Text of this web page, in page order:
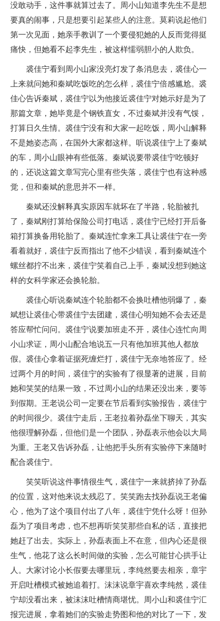
没敢动手，这件事就算过去了。周小山知道李先生不是想
要真的闹事，只是想要引起某些人的注意。莫莉说起他们
第一次见面，她亲手教训了一个要侵犯她的人反而觉得挺
痛快，但她看不起李先生，被这样懦弱胆小的人欺负。
裘佳宁看到周小山家没亮灯发了条消息去，裘佳心一
上来就问她和秦斌吃饭吃的怎么样，裘佳宁倍感尴尬。裘
佳心告诉秦斌，裘佳宁以为他接近裘佳宁对她示好是为了
那篇文章，她毕竟是个钢铁直女，不过秦斌并没有气馁，
打算日久生情。裘佳宁没有和大家一起吃饭，周小山解释
不是她姿态高，在国外大家都这样。听说裘佳宁上了秦斌
的车，周小山眼神有些低落。秦斌说要带裘佳宁吃顿好
的，还说这篇文章写完心里有些失落，裘佳宁也有这种感
觉，但和秦斌的意思并不一样。
秦斌还没解释真实原因车就坏在了半路，轮胎被扎
了，秦斌刚打算给保险公司打电话，裘佳宁已经打开后备
箱打算换备用轮胎了。秦斌连忙拿来工具让裘佳宁在一旁
看着就好，裘佳宁反而指出了他不少错误，看到秦斌连个
螺丝都拧不出来，裘佳宁笑着自己上手，秦斌没想到她这
样的女科学家还会换轮胎。
裘佳心听说秦斌连个轮胎都不会换吐槽他弱爆了，秦
斌想让裘佳心带裘佳宁去团建，裘佳心明知她不会去还是
答应帮忙问问。裘佳宁说要加班走不开，裘佳心连忙向周
小山求证，周小山配合地说五一只有他加班其他人都放
假。裘佳心拿着证据死缠烂打，裘佳宁无奈地答应了。经
过两个月的时间，裘佳宁的实验有了很显著的进展，目前
她和笑笑的结果一致，不过周小山的结果还没出来，要等
到假期。王老说公司一定要在节后看到实验报告，裘佳宁
的时间很少。裘佳宁走后，王老拉着孙磊坐下聊天，其实
他很理解孙磊，但他们是一个团队，孙磊表示他会以大局
为重。王老又告诉孙磊，让他把手头所有实验停下来随时
配合裘佳宁。
笑笑听说这件事情很生气，裘佳宁一来就挤掉了孙磊
的位置，这对他来说太残忍了。笑笑跑去找孙磊说王老偏
心，他为了这个项目付出了八年，裘佳宁凭什么呀！但孙
磊为了项目考虑，也不想再听笑笑那些自私的话，直接把
她赶了出去。实际上，孙磊表面上不在意，但内心还是很
生气，他花了这么长时间做的实验，怎么可能甘心拱手让
人。大家讨论小长假要去哪里玩，李纯然要去相亲，章宇
开启吐槽模式被她追着打。沫沫说章宇喜欢李纯然，裘佳
宁却没看出来，被沫沫吐槽情商堪忧。周小山和裘佳宁汇
报完进展，拿着她们的实验走势图和他的对比了一下，发